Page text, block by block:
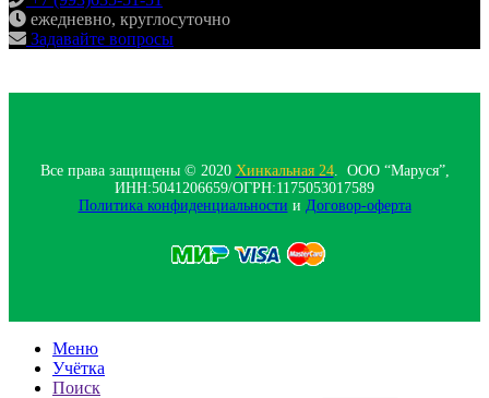
ежедневно, круглосуточно
Задавайте вопросы
Все права защищены © 2020 Хинкальная 24. ООО “Маруся”,
ИНН:5041206659/ОГРН:1175053017589
Политика конфиденциальности‍ и Договор-оферта
Меню
Учётка
Поиск